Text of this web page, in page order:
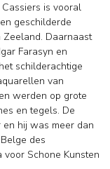
is vooral
geschilderde
Daarnaast
Farasyn en
schilderachtige
van
werden op grote
en tegels. De
hij was meer dan
des